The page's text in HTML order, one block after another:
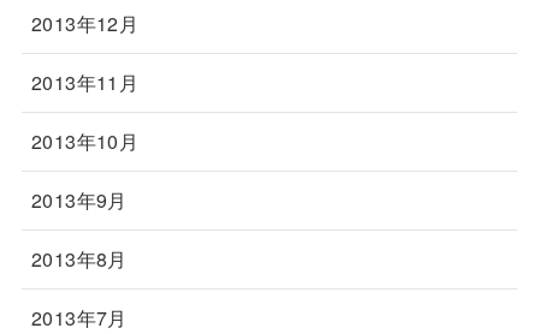
2013年12月
2013年11月
2013年10月
2013年9月
2013年8月
2013年7月